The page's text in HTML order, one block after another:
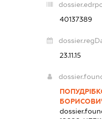
40137389
23.11.15